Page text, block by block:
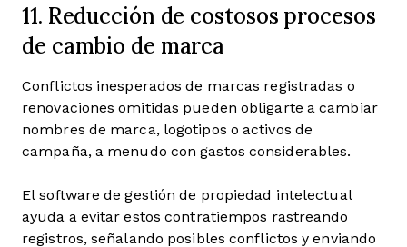
11. Reducción de costosos procesos
de cambio de marca
Conflictos inesperados de marcas registradas o
renovaciones omitidas pueden obligarte a cambiar
nombres de marca, logotipos o activos de
campaña, a menudo con gastos considerables.
El software de gestión de propiedad intelectual
ayuda a evitar estos contratiempos rastreando
registros, señalando posibles conflictos y enviando